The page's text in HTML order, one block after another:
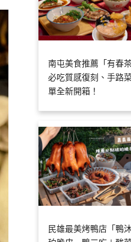
南屯美食推薦「有春
必吃質感復刻、手路
單全新開箱！
民雄最美烤鴨店「鴨